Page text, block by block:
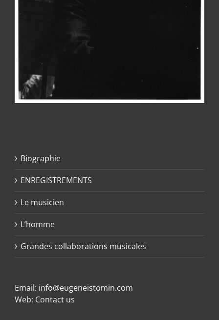
Biographie
ENREGISTREMENTS
Le musicien
L’homme
Grandes collaborations musicales
Email: info@eugeneistomin.com
Web: Contact us